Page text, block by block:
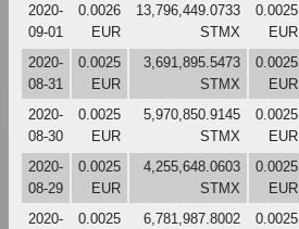
2020-
09-01
0.0026
EUR
13,796,449.0733
STMX
0.0025
EUR
2020-
08-31
0.0025
EUR
3,691,895.5473
STMX
0.0025
EUR
2020-
08-30
0.0025
EUR
5,970,850.9145
STMX
0.0025
EUR
2020-
08-29
0.0025
EUR
4,255,648.0603
STMX
0.0025
EUR
2020-
0.0025
6,781,987.8002
0.0025